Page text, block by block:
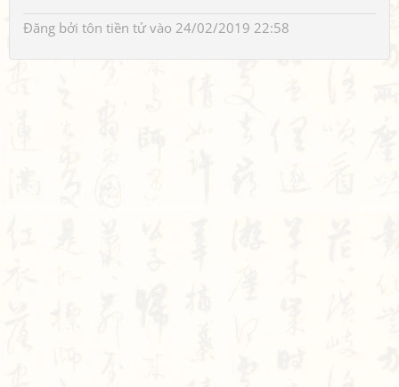
Đăng bởi tôn tiền tửvào 24/02/2019 22:58